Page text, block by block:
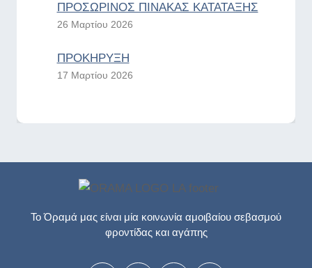
ΠΡΟΣΩΡΙΝΟΣ ΠΙΝΑΚΑΣ ΚΑΤΑΤΑΞΗΣ
26 Μαρτίου 2026
ΠΡΟΚΗΡΥΞΗ
17 Μαρτίου 2026
Το Όραμά μας είναι μία κοινωνία αμοιβαίου σεβασμού
φροντίδας και αγάπης